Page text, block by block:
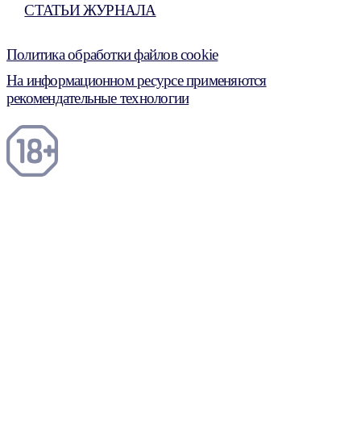
СТАТЬИ ЖУРНАЛА
Политика обработки файлов cookie
На информационном ресурсе применяются
рекомендательные технологии